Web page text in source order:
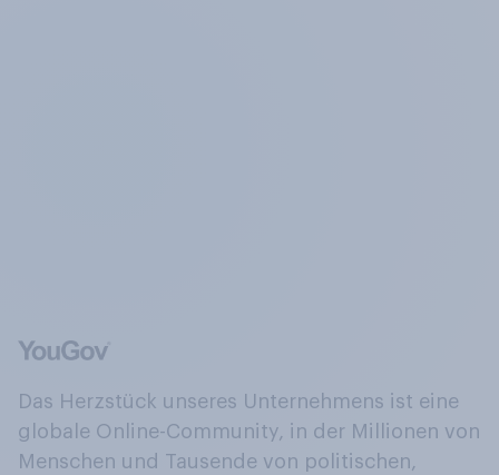
Das Herzstück unseres Unternehmens ist eine
globale Online-Community, in der Millionen von
Menschen und Tausende von politischen,